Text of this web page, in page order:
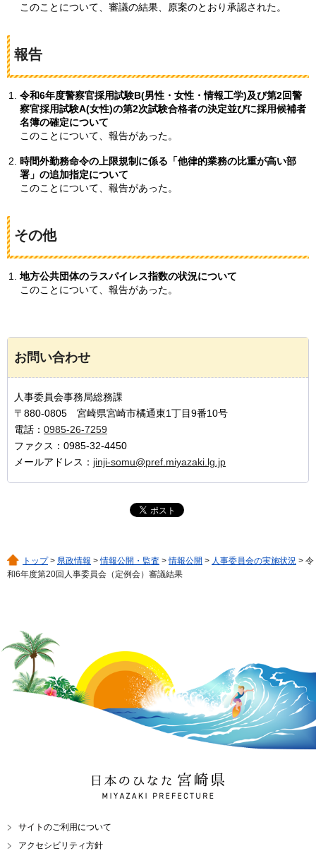
このことについて、審議の結果、原案のとおり承認された。
報告
令和6年度警察官採用試験B(男性・女性・情報工学)及び第2回警
察官採用試験A(女性)の第2次試験合格者の決定並びに採用候補者
名簿の確定について
このことについて、報告があった。
時間外勤務命令の上限規制に係る「他律的業務の比重が高い部
署」の追加指定について
このことについて、報告があった。
その他
地方公共団体のラスパイレス指数の状況について
このことについて、報告があった。
お問い合わせ
人事委員会事務局総務課
〒880-0805 宮崎県宮崎市橘通東1丁目9番10号
電話： 0985-26-7259
ファクス：0985-32-4450
メールアドレス： jinji-somu@pref.miyazaki.lg.jp
トップ> 県政情報 >情報公開・監査 >情報公開 > 人事委員会の実施状況 > 令
和6年度第20回人事委員会（定例会）審議結果
日本のひなた 宮崎県
MIYAZAKI PREFECTURE
サイトのご利用について
アクセシビリティ方針